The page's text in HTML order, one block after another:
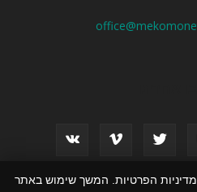
הפרטיות. המשך שימוש באתר